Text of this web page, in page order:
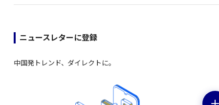
ニュースレターに登録
中国発トレンド、ダイレクトに。